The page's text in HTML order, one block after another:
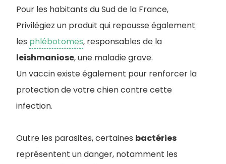
Pour les habitants du Sud de la France,
Privilégiez un produit qui repousse également
les phlébotomes, responsables de la
leishmaniose, une maladie grave.
Un vaccin existe également pour renforcer la
protection de votre chien contre cette
infection.
Outre les parasites, certaines bactéries
représentent un danger, notamment les